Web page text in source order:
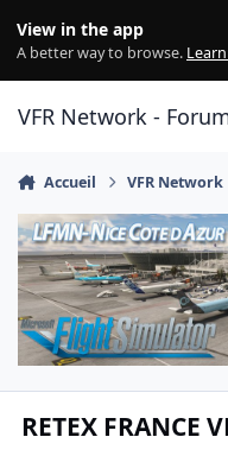
View in the app
A better way to browse.
VFR Network -
Accueil VFR Network
RETEX FRANCE